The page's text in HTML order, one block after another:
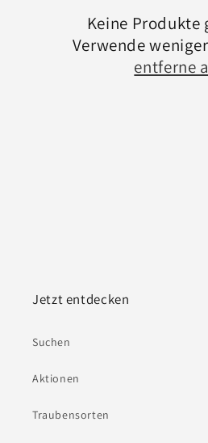
Keine Produkte
Verwende
entferne
Jetzt entdecken
Suchen
Aktionen
Traubensorten